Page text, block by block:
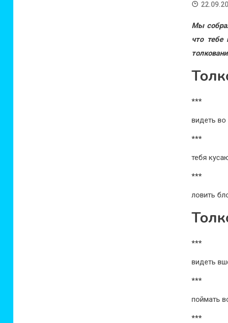
Мы
что тебе
***
видеть во
***
тебя
***
ловить
***
видеть
***
поймать
***